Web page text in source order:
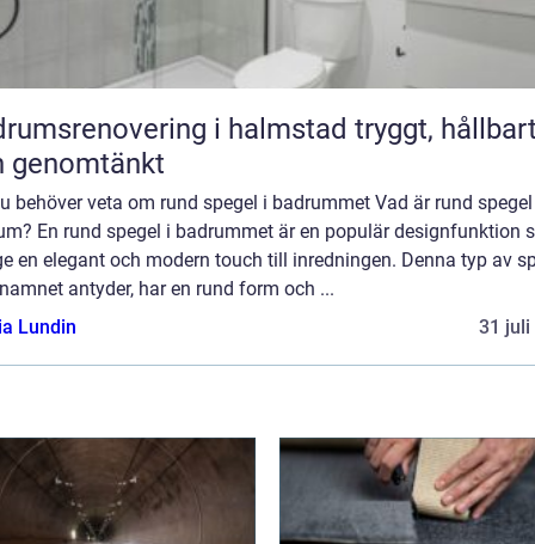
i halmstad tryggt, hållbart
genomtänkt
behöver veta om rund spegel i badrummet Vad är rund spegel
En rund spegel i badrummet är en populär designfunktion
en elegant och modern touch till inredningen. Denna typ av
antyder, har en rund form och ...
Lundin
31 juli